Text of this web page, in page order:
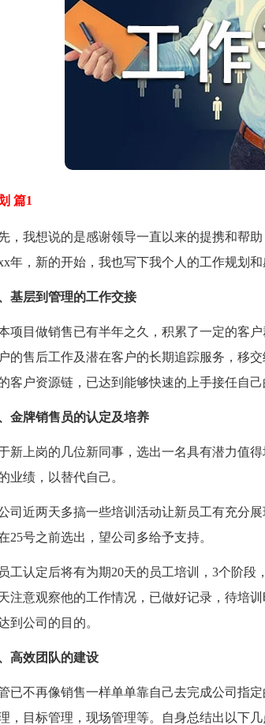
篇1
我想说的是感谢领导一直以来的提携和帮助
年，新的开始，我也写下我个人的工作规划和
基层到管理的工作交接
目做销售已有半年之久，积累了一定的客户
的售后工作及潜在客户的长期追踪服务，移
客户资源链，已达到能够快速的上手接任自己
金牌销售员的认定及培养
上岗的几位新同事，选出一名具有潜力值得
业绩，以替代自己。
近两天多搞一些培训活动让新员工有充分展
25号之前选出，望公司多给予支持。
认定后将有为期20天的员工培训，3个阶段
注意观察他的工作情况，已做好记录，待培
到公司的目的。
高效团队的建设
不再像销售一样单单靠自己去完成公司指定
，目标管理，现场管理等。自身总结出以下几